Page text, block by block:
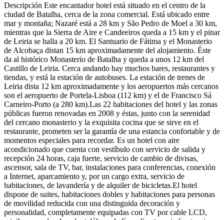
Descripción Este encantador hotel está situado en el centro de la
ciudad de Batalha, cerca de la zona comercial. Está ubicado entre
mar y montaña; Nazaré está a 28 km y São Pedro de Moel a 30 km,
mientras que la Sierra de Aire e Candeeiros queda a 15 km y el pinar
de Leiria se halla a 20 km. El Santuario de Fátima y el Monasterio
de Alcobaça distan 15 km aproximadamente del alojamiento. Éste
da al histórico Monasterio de Batalha y queda a unos 12 km del
Castillo de Leiria. Cerca andando hay muchos bares, restaurantes y
tiendas, y está la estación de autobuses. La estación de trenes de
Leiria dista 12 km aproximadamente y los aeropuertos más cercanos
son el aeropuerto de Portela-Lisboa (112 km) y el de Francisco Sá
Carneiro-Porto (a 280 km).Las 22 habitaciones del hotel y las zonas
públicas fueron renovadas en 2008 y éstas, junto con la serenidad
del cercano monasterio y la exquisita cocina que se sirve en el
restaurante, prometen ser la garantía de una estancia confortable y de
momentos especiales para recordar. Es un hotel con aire
acondicionado que cuenta con vestíbulo con servicio de salida y
recepción 24 horas, caja fuerte, servicio de cambio de divisas,
ascensor, sala de TV, bar, instalaciones para conferencias, conexión
a Internet, aparcamiento y, por un cargo extra, servicio de
habitaciones, de lavandería y de alquiler de bicicletas.El hotel
dispone de suites, habitaciones dobles y habitaciones para personas
de movilidad reducida con una distinguida decoración y
personalidad, completamente equipadas con TV por cable LCD,